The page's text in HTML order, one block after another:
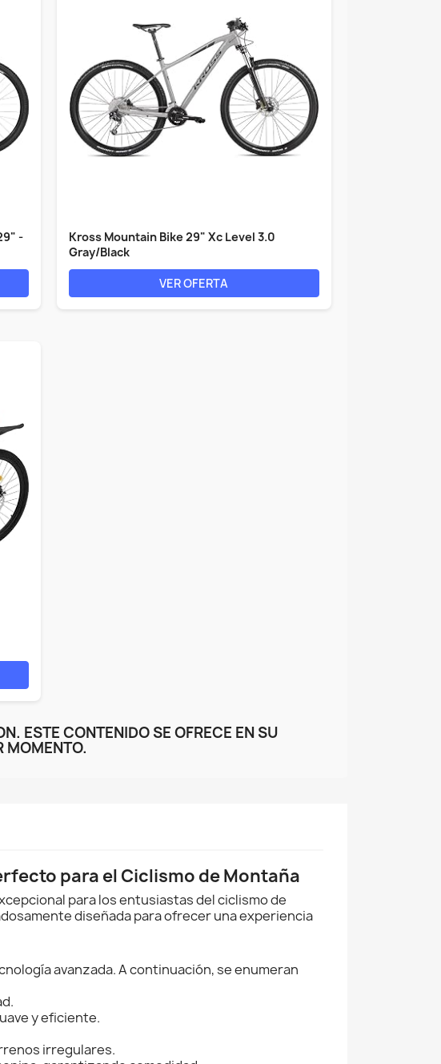
-
Kross Mountain Bike 29" Xc Level 3.0
Gray/Black
VER OFERTA
ESTE CONTENIDO SE OFRECE EN SU
MOMENTO.
para el Ciclismo de Montaña
para los entusiastas del ciclismo de
diseñada para ofrecer una experiencia
avanzada. A continuación, se enumeran
y eficiente.
irregulares.